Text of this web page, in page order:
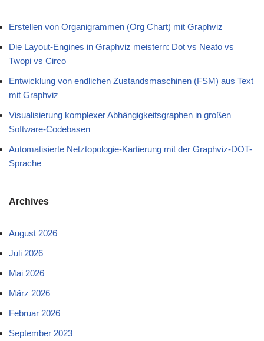
Erstellen von Organigrammen (Org Chart) mit Graphviz
Die Layout-Engines in Graphviz meistern: Dot vs Neato vs
Twopi vs Circo
Entwicklung von endlichen Zustandsmaschinen (FSM) aus Text
mit Graphviz
Visualisierung komplexer Abhängigkeitsgraphen in großen
Software-Codebasen
Automatisierte Netztopologie-Kartierung mit der Graphviz-DOT-
Sprache
Archives
August 2026
Juli 2026
Mai 2026
März 2026
Februar 2026
September 2023